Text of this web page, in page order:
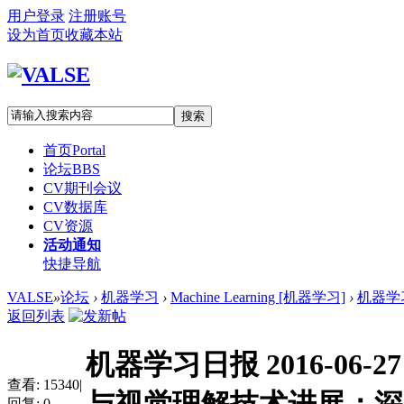
用户登录 注册账号
设为首页收藏本站
搜索
首页Portal
论坛BBS
CV期刊会议
CV数据库
CV资源
活动通知
快捷导航
VALSE»论坛 › 机器学习 › Machine Learning [机器学习] › 机器学
返回列表
查看: 15340|
机器学习日报 2016-06-